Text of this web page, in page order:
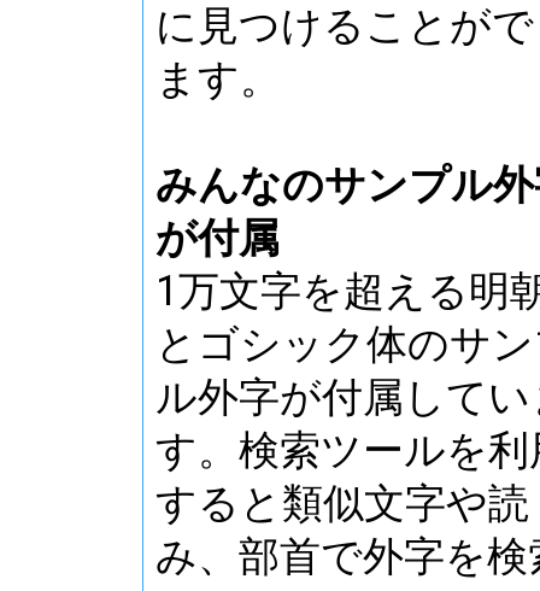
に見つけることが
ます。
みんなのサンプル
が付属
1万文字を超える明
とゴシック体のサ
ル外字が付属して
す。検索ツールを利
すると類似文字や読
み、部首で外字を検